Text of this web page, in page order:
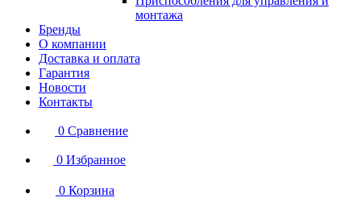
монтажа
Бренды
О компании
Доставка и оплата
Гарантия
Новости
Контакты
0 Сравнение
0 Избранное
0 Корзина